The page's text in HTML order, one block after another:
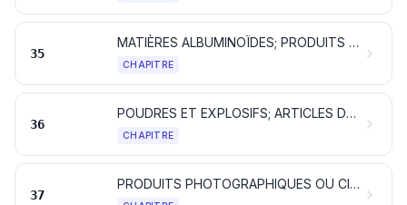
35
MATIÈRES ALBUMINOÏDES; PRODUITS À BASE D'AMIDONS OU DE FÉCULES MODIFIÉS; COLLES; ENZYMES
CHAPITRE
36
POUDRES ET EXPLOSIFS; ARTICLES DE PYROTECHNIE; ALLUMETTES; ALLIAGES PYROPHORIQUES; MATIÈRES INFLAMMABLES
CHAPITRE
37
PRODUITS PHOTOGRAPHIQUES OU CINÉMATOGRAPHIQUES